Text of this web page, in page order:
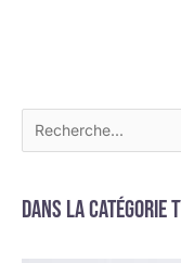
Dans la catégorie